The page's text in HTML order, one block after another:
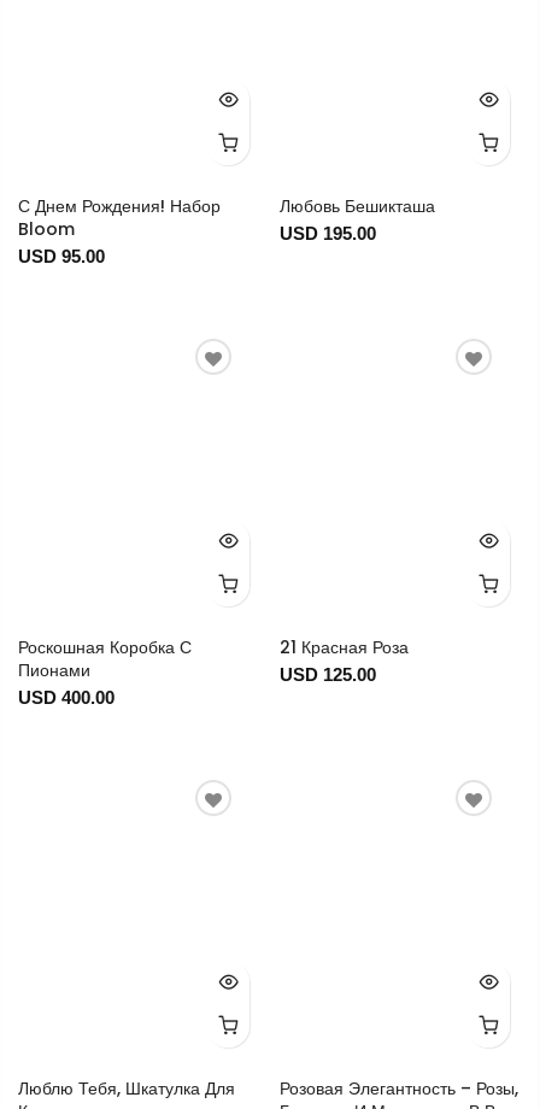
С Днем Рождения! Набор
Bloom
USD 95.00
Любовь Бешикташа
USD 195.00
Роскошная Коробка С
Пионами
USD 400.00
21 Красная Роза
USD 125.00
Люблю Тебя, Шкатулка Для
Розовая Элегантность – Розы,